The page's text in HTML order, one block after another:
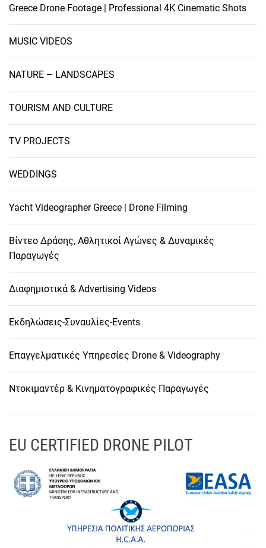
Greece Drone Footage | Professional 4K Cinematic Shots
MUSIC VIDEOS
NATURE – LANDSCAPES
TOURISM AND CULTURE
TV PROJECTS
WEDDINGS
Yacht Videographer Greece | Drone Filming
Βίντεο Δράσης, Αθλητικοί Αγώνες & Δυναμικές
Παραγωγές
Διαφημιστικά & Advertising Videos
Εκδηλώσεις-Συναυλίες-Events
Επαγγελματικές Υπηρεσίες Drone & Videography
Ντοκιμαντέρ & Κινηματογραφικές Παραγωγές
EU CERTIFIED DRONE PILOT